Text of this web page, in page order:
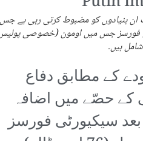
ان بنیادوں کو مضبوط کرتی رہی ہے
فورسز جس میں اومون (خصوصی
ہیں۔
مسودے کے مطابق دفاع
کے حصّے میں اضافہ
سیکیورٹی فورسز